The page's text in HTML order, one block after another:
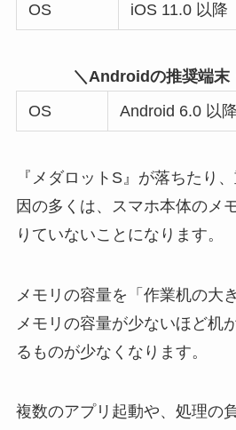
OS
iOS 11.0 以降
＼Androidの推奨端末
OS
Android 6.0 以降
『メダロットS』が落ちたり
因の多くは、スマホ本体のメ
りていないことになります。
メモリの容量を「作業机の大
メモリの容量が少ないほど机
るものが少なくなります。
複数のアプリ起動や、処理の